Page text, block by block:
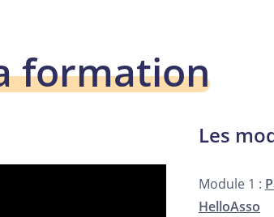
formation
Les
Module 1 :
HelloAsso